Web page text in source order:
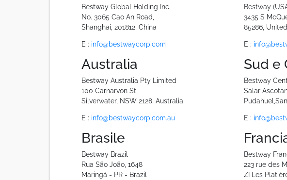
Bestway Global Holding Inc.
No. 3065 Cao An Road,
Shanghai, 201812, China
E : info@bestwaycorp.com
Bestway
3435 S
85286,
E :
Australia
Bestway Australia Pty Limited
100 Carnarvon St,
Silverwater, NSW 2128, Australia
E : info@bestwaycorp.com.au
Sud e
Bestway
Salar
E :
Brasile
Bestway Brazil
Rua São João, 1648
Maringá - PR - Brazil
Bestway
223 rue des
ZI Les